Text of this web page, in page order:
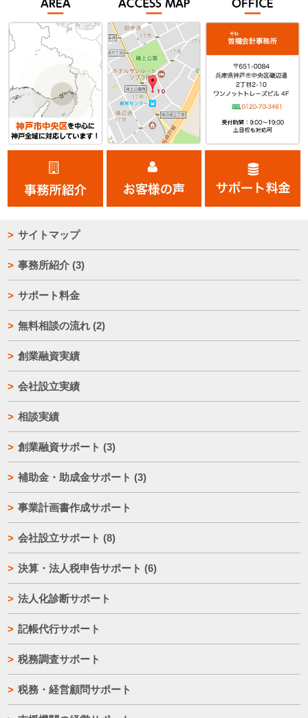
サイトマップ
事務所紹介 (3)
サポート料金
無料相談の流れ (2)
創業融資実績
会社設立実績
相談実績
創業融資サポート (3)
補助金・助成金サポート (3)
事業計画書作成サポート
会社設立サポート (8)
決算・法人税申告サポート (6)
法人化診断サポート
記帳代行サポート
税務調査サポート
税務・経営顧問サポート